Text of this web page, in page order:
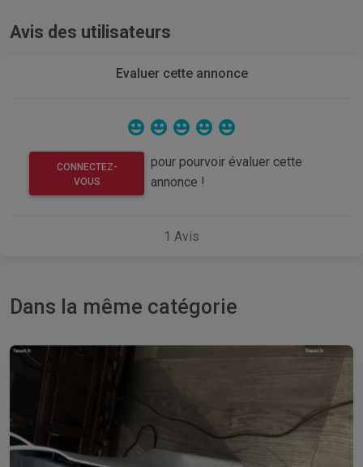
Avis des utilisateurs
Evaluer cette annonce
CONNECTEZ-
VOUS
pour pourvoir évaluer cette
annonce !
1 Avis
Dans la même catégorie